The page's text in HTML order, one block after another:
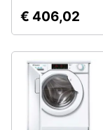
Arredo
Brico
e
Giardinaggio
Salute
Vedi
Lavastoviglie
Lavastoviglie
€ 406,02